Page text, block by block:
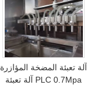
آلة تعبئة المضخة المؤازرة
PLC 0.7Mpa آلة تعبئة